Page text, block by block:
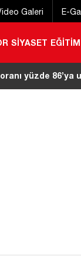
Galeri E-
SİYASET EĞİTİM
metrelik